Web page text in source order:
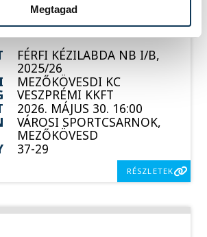
Megtagad
FÉRFI KÉZILABDA NB I/B,
2025/26
MEZŐKÖVESDI KC
VESZPRÉMI KKFT
2026. MÁJUS 30. 16:00
VÁROSI SPORTCSARNOK,
MEZŐKÖVESD
37-29
RÉSZLETEK